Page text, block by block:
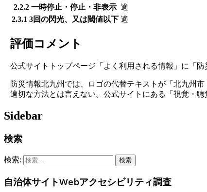
2.2.2 一時停止・停止・非表示 適
2.3.1 3回の閃光、又は閾値以下 適
評価コメント
公式サイトトップページ「よく利用される情報」に「
防災情報北九州では、ロゴの代替テキストが「北九州
適切な方法とは言えない。公式サイトにある「視覚・
Sidebar
検索
検索:
自治体サイトWebアクセシビリティ調査